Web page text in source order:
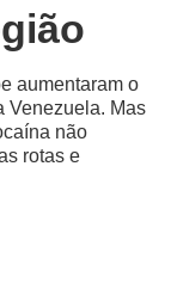
aumentaram o
Venezuela. Mas
não
rotas e